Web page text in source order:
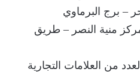
– برج البرماوي
منية النصر – طريق
من العلامات التجارية